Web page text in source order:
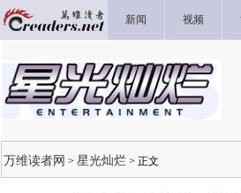
新闻 视频
万维读者网 > 星光灿烂 > 正文